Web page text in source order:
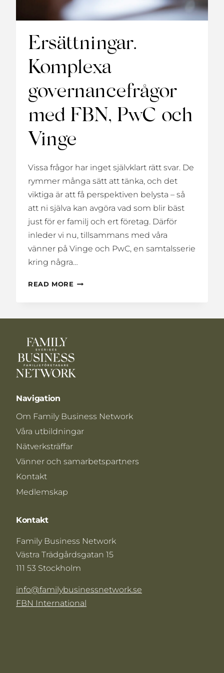
Ersättningar.
Komplexa
governancefrågor
med FBN, PwC och
Vinge
Vissa frågor har inget självklart rätt svar. De
rymmer många sätt att tänka, och det
viktiga är att få perspektiven belysta – så
att ni själva kan avgöra vad som blir bäst
just för er familj och ert företag. Därför
inleder vi nu, tillsammans med våra
vänner på Vinge och PwC, en samtalsserie
kring några…
READ MORE ERSÄTTNINGAR.
VINGE
Navigation
Om Family Business Network
Våra utbildningar
Nätverksträffar
Vänner och samarbetspartners
Kontakt
Medlemskap
Kontakt
Family Business Network
Västra Trädgårdsgatan 15
111 53 Stockholm
info@familybusinessnetwork.se
FBN International